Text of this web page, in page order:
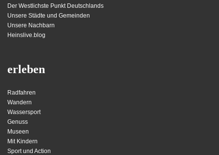
Der Westlichste Punkt Deutschlands
Unsere Städte und Gemeinden
Unsere Nachbarn
Heinslive.blog
erleben
Radfahren
Wandern
Wassersport
Genuss
Museen
Mit Kindern
Sport und Action